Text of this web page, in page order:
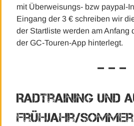
mit Überweisungs- bzw paypal-
Eingang der 3 € schreiben wir
der Startliste werden am Anfang
der GC-Touren-App hinterlegt.
– – –
Radtraining und
Frühjahr/Sommer